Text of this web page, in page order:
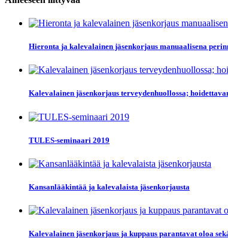
Hieronta ja kalevalainen jäsenkorjaus manuaalisena
Kalevalainen jäsenkorjaus terveydenhuollossa;
TULES-seminaari 2019
Kansanlääkintää ja kalevalaista jäsenkorjausta
Kalevalainen jäsenkorjaus ja kuppaus parantavat oloa